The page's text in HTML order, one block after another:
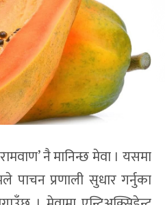
नै मानिन्छ मेवा । यसमा
पाचन प्रणाली सुधार गर्नुका